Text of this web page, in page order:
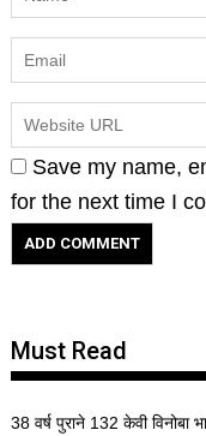
Save my name,
for the next time I
Must Read
38 वर्ष पुराने 132 केवी